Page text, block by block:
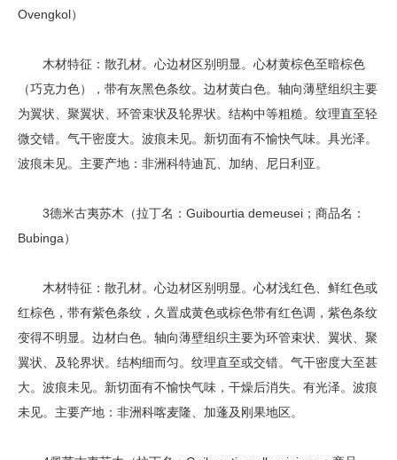
Ovengkol）
木材特征：散孔材。心边材区别明显。心材黄棕色至暗棕色
（巧克力色），带有灰黑色条纹。边材黄白色。轴向薄壁组织主要
为翼状、聚翼状、环管束状及轮界状。结构中等粗糙。纹理直至轻
微交错。气干密度大。波痕未见。新切面有不愉快气味。具光泽。
波痕未见。主要产地：非洲科特迪瓦、加纳、尼日利亚。
3德米古夷苏木（拉丁名：Guibourtia demeusei；商品名：
Bubinga）
木材特征：散孔材。心边材区别明显。心材浅红色、鲜红色或
红棕色，带有紫色条纹，久置成黄色或棕色带有红色调，紫色条纹
变得不明显。边材白色。轴向薄壁组织主要为环管束状、翼状、聚
翼状、及轮界状。结构细而匀。纹理直至或交错。气干密度大至甚
大。波痕未见。新切面有不愉快气味，干燥后消失。有光泽。波痕
未见。主要产地：非洲科喀麦隆、加蓬及刚果地区。